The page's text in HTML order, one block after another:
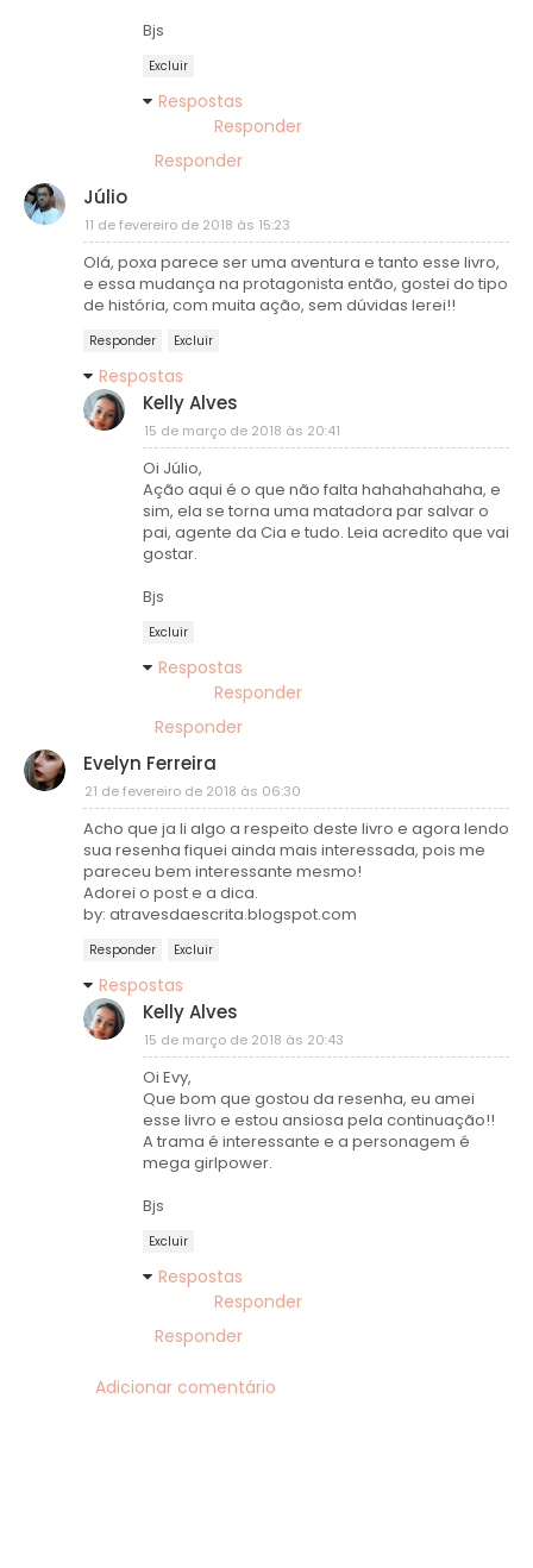
Bjs
Excluir
Respostas
Responder
Responder
Júlio
11 de fevereiro de 2018 às 15:23
Olá, poxa parece ser uma aventura e tanto esse livro,
e essa mudança na protagonista então, gostei do tipo
de história, com muita ação, sem dúvidas lerei!!
Responder Excluir
Respostas
Kelly Alves
15 de março de 2018 às 20:41
Oi Júlio,
Ação aqui é o que não falta hahahahahaha, e
sim, ela se torna uma matadora par salvar o
pai, agente da Cia e tudo. Leia acredito que vai
gostar.
Bjs
Excluir
Respostas
Responder
Responder
Evelyn Ferreira
21 de fevereiro de 2018 às 06:30
Acho que ja li algo a respeito deste livro e agora lendo
sua resenha fiquei ainda mais interessada, pois me
pareceu bem interessante mesmo!
Adorei o post e a dica.
by: atravesdaescrita.blogspot.com
Responder Excluir
Respostas
Kelly Alves
15 de março de 2018 às 20:43
Oi Evy,
Que bom que gostou da resenha, eu amei
esse livro e estou ansiosa pela continuação!!
A trama é interessante e a personagem é
mega girlpower.
Bjs
Excluir
Respostas
Responder
Responder
Adicionar comentário